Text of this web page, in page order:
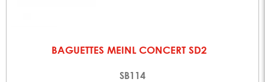
BAGUETTES MEINL CONCERT SD2
SB114